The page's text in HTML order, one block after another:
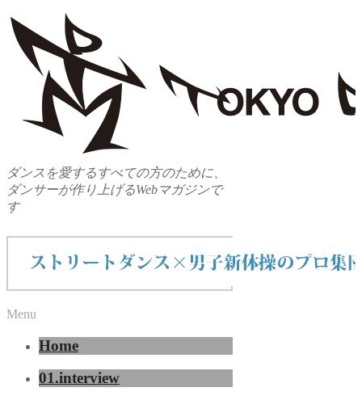
ダンスを愛するすべての方のために、
ダンサーが作り上げるWebマガジンで
す
Menu
Home
01.interview